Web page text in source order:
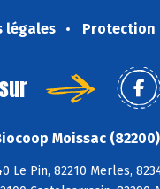
légales Protection
Moissac
Le Pin, 82210 Merles,